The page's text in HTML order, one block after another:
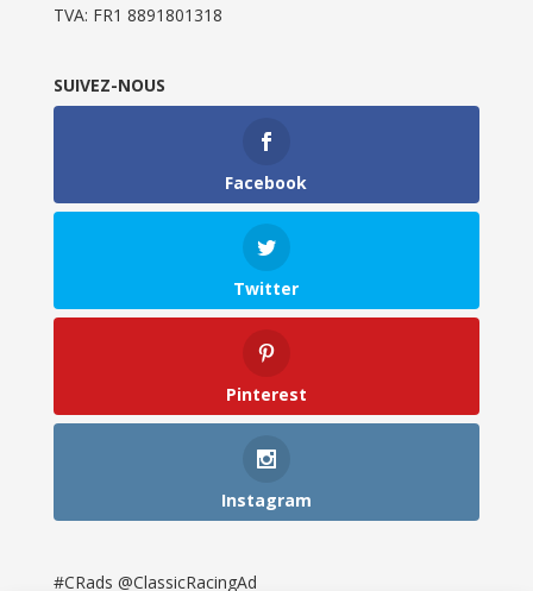
TVA: FR1 8891801318
SUIVEZ-NOUS
Facebook
Twitter
Pinterest
Instagram
#CRads @ClassicRacingAd